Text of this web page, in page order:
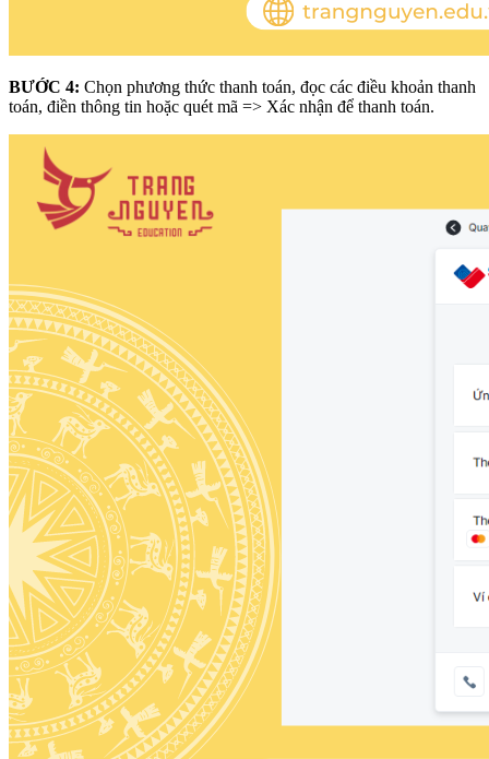
BƯỚC 4: Chọn phương thức thanh toán, đọc các điều khoản thanh
toán, điền thông tin hoặc quét mã => Xác nhận để thanh toán.